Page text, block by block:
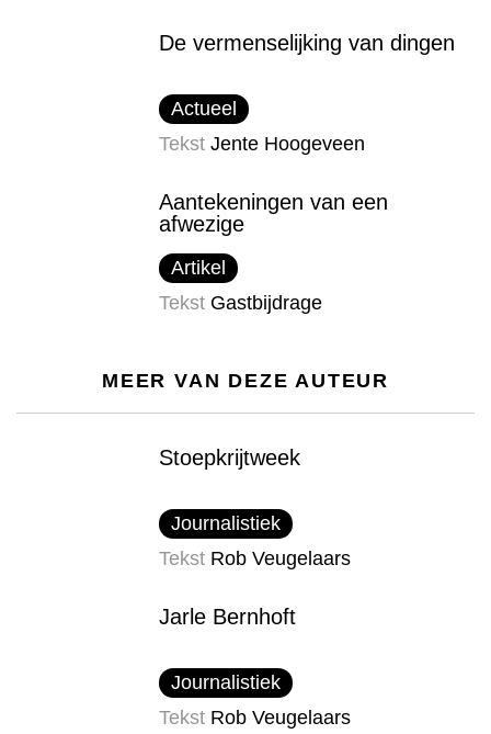
De vermenselijking van dingen
Actueel
Tekst Jente Hoogeveen
Aantekeningen van een
afwezige
Artikel
Tekst Gastbijdrage
MEER VAN DEZE AUTEUR
Stoepkrijtweek
Journalistiek
Tekst Rob Veugelaars
Jarle Bernhoft
Journalistiek
Tekst Rob Veugelaars